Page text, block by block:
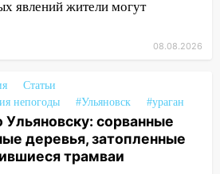
мощного
Террасе мощным
дерево с корнем
сорвал крышу с
явлений жители могут
08.08.2026
Статьи
непогоды #Ульяновск #ураган
Ульяновску: сорванные
деревья, затопленные
трамваи